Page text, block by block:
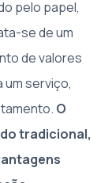
pelo papel,
se de um
de valores
serviço,
O
tradicional,